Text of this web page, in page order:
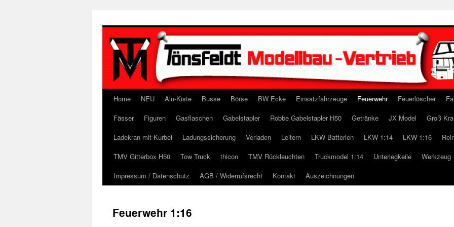
Home NEU Alu-Kiste Busse Börse BW Ecke Einsatzfahrzeuge Feuerwehr Feuerlöscher
Fässer
Figuren Gasflaschen Gabelstapler Robbe Gabelstapler H50 Getränke JX Model
Groß
Ladekran mit Kurbel
Ladungssicherung Verladen Leitern LKW Batterien LKW 1:14 LKW 1:16
TMV Gitterbox H50
Tow Truck thicon TMV Rückleuchten Truckmodel 1:14 Unterlegkeile
Werkzeug
Impressum / Datenschutz
AGB / Widerrufsrecht Kontakt Auszeichnungen
Feuerwehr 1:16